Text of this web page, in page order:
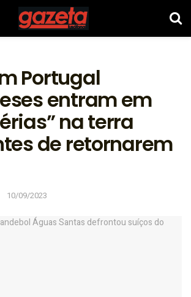
Portugal
entram em
na terra
de retornarem
10/09/2023